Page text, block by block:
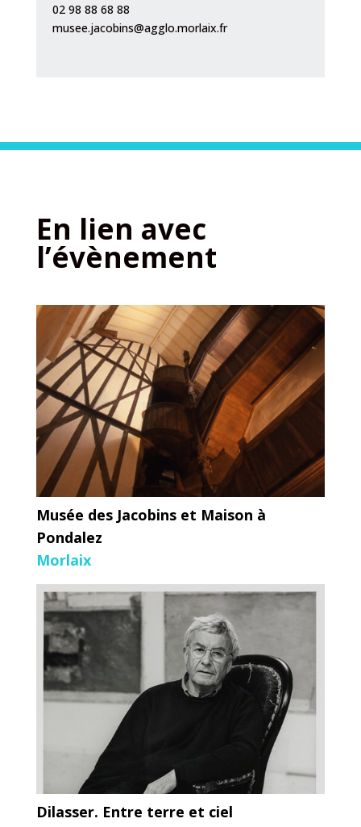
02 98 88 68 88
musee.jacobins@agglo.morlaix.fr
En lien avec
l’évènement
Musée des Jacobins et Maison à
Pondalez
Morlaix
Dilasser. Entre terre et ciel